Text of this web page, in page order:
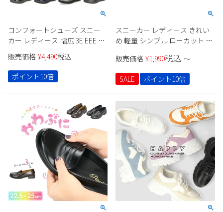
コンフォートシューズ スニー
カー レディース 幅広 3E EEE ヒ
ール ウエッジ ウェッジ 6cm サ
イドファスナー エアークッシ
ョン レースアップ 紐 991401
991402 991404 Parade
販売価格 ¥4,490税込
ポイント10倍
スニーカー レディース きれい
め 軽量 シンプル ローカット レ
ョン性 2345 Parade
販売価格 ¥1,990税込 〜
SALE ポイント10倍